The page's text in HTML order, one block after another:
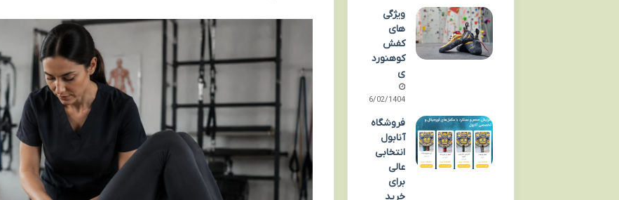
ویژگی
های
کفش
کوهنورد
ی
06/02/1404
فروشگاه
آنابول
انتخابی
عالی
برای
خرید